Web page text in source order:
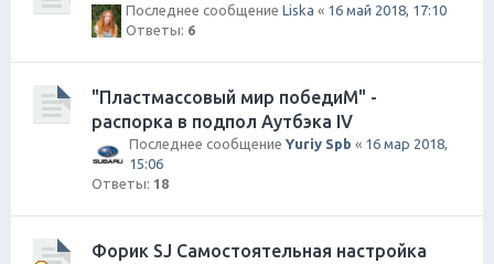
Последнее сообщение Liska « 16 май 2018, 17:10
Ответы: 6
"Пластмассовый мир победиМ" -
распорка в подпол Аутбэка IV
Последнее сообщение Yuriy Spb « 16 мар 2018,
15:06
Ответы: 18
Форик SJ Самостоятельная настройка